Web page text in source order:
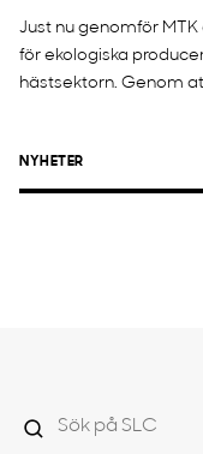
Just nu genomför
för ekologiska
hästsektorn. Genom
NYHETER